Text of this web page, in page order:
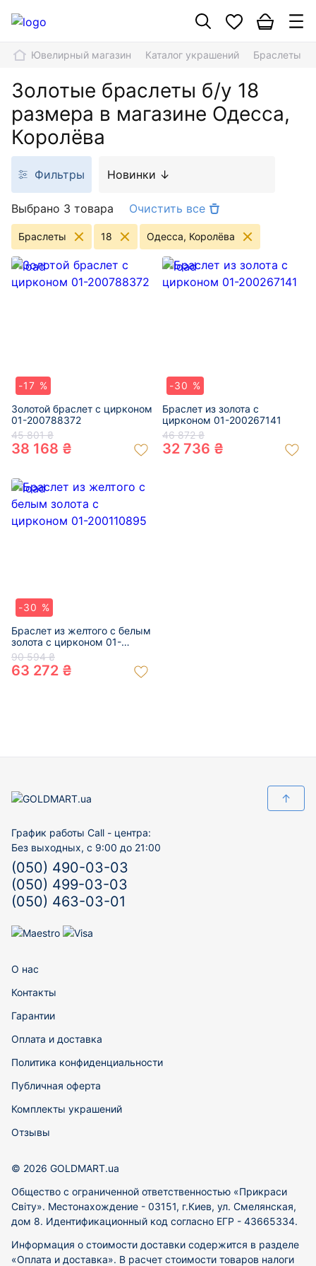
Ювелирный магазин Каталог украшений Браслеты
Золотые браслеты б/у 18
размера в магазине Одесса,
Королёва
Выбрано 3 товара Очистить все
Браслеты 18 Одесса, Королёва
Фильтры Новинки ↓
-17 %
Золотой браслет с цирконом
01-200788372
45 801 ₴
38 168 ₴
-30 %
Браслет из золота с
цирконом 01-200267141
46 872 ₴
32 736 ₴
-30 %
Браслет из желтого с белым
золота с цирконом 01-
200110895
90 594 ₴
63 272 ₴
↑
График работы Call - центра:
Без выходных, с 9:00 до 21:00
(050) 490-03-03
(050) 499-03-03
(050) 463-03-01
О нас
Контакты
Гарантии
Оплата и доставка
Политика конфиденциальности
Публичная оферта
Комплекты украшений
Отзывы
© 2026 GOLDMART.ua
Общество с ограниченной ответственностью «Прикраси
Світу». Местонахождение - 03151, г.Киев, ул. Смелянская,
дом 8. Идентификационный код согласно ЕГР - 43665334.
Информация о стоимости доставки содержится в разделе
«Оплата и доставка». В расчет стоимости товаров налоги